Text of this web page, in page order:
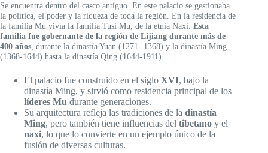
Se encuentra dentro del casco antiguo. En este palacio se gestionaba
la política, el poder y la riqueza de toda la región. En la residencia de
la familia Mu vivía la familia Tusi Mu, de la etnia Naxi. Esta
familia fue gobernante de la región de Lijiang durante más de
400 años, durante la dinastía Yuan (1271- 1368) y la dinastía Ming
(1368-1644) hasta la dinastía Qing (1644-1911).
El palacio fue construido en el siglo XVI, bajo la
dinastía Ming, y sirvió como residencia principal de los
líderes Mu durante generaciones.
Su arquitectura refleja las tradiciones de la dinastía
Ming, pero también tiene influencias del tibetano y el
naxi, lo que lo convierte en un ejemplo único de la
fusión de diversas culturas.